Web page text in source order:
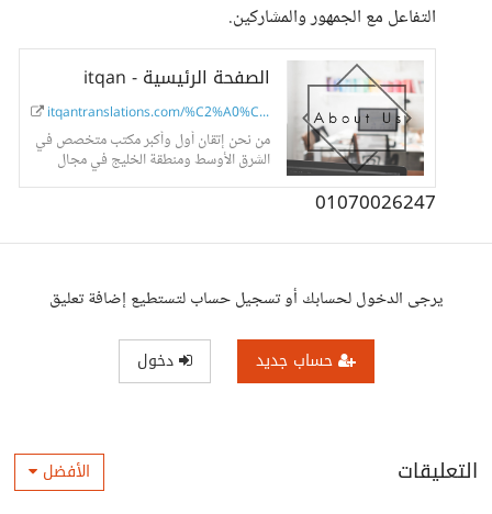
التفاعل مع الجمهور والمشاركين.
الصفحة الرئيسية - itqan
itqantranslations.com/%C2%A0%C2%A0
من نحن إتقان أول وأكبر مكتب متخصص في
الشرق الأوسط ومنطقة الخليج في مجال
الترجمة المعتمدة، حيث يقع مقرها الرئيسي
01070026247
يرجى الدخول لحسابك أو تسجيل حساب لتستطيع إضافة تعليق
حساب جديد دخول
التعليقات الأفضل